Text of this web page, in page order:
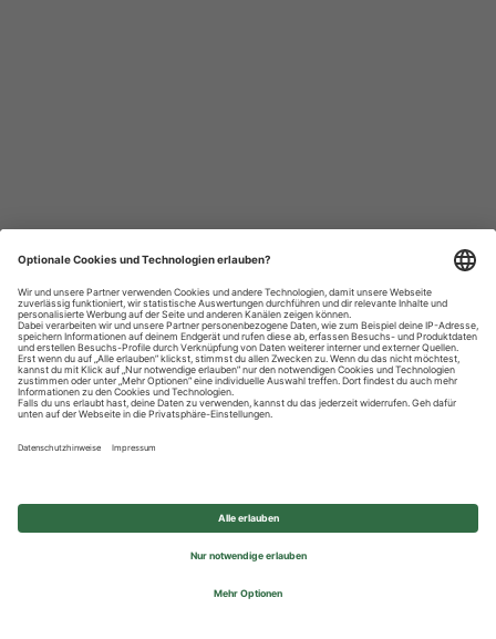
Datenschutzhinweise
Impressum
Privatsphäre-Einstellungen
© 2026 REWE Group - All rights reserved